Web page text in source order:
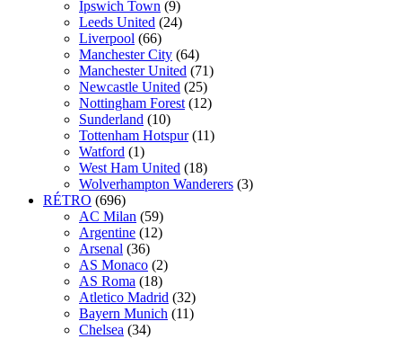
Ipswich Town (9)
Leeds United (24)
Liverpool (66)
Manchester City (64)
Manchester United (71)
Newcastle United (25)
Nottingham Forest (12)
Sunderland (10)
Tottenham Hotspur (11)
Watford (1)
West Ham United (18)
Wolverhampton Wanderers (3)
RÉTRO (696)
AC Milan (59)
Argentine (12)
Arsenal (36)
AS Monaco (2)
AS Roma (18)
Atletico Madrid (32)
Bayern Munich (11)
Chelsea (34)